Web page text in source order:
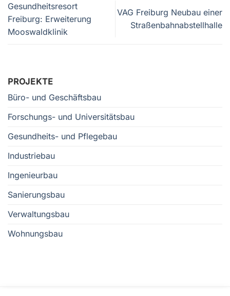
Gesundheitsresort
Freiburg: Erweiterung
Mooswaldklinik
VAG Freiburg Neubau einer
Straßenbahnabstellhalle
PROJEKTE
Büro- und Geschäftsbau
Forschungs- und Universitätsbau
Gesundheits- und Pflegebau
Industriebau
Ingenieurbau
Sanierungsbau
Verwaltungsbau
Wohnungsbau